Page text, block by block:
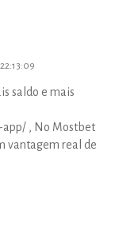
saldo e mais
, No Mostbet
vantagem real de